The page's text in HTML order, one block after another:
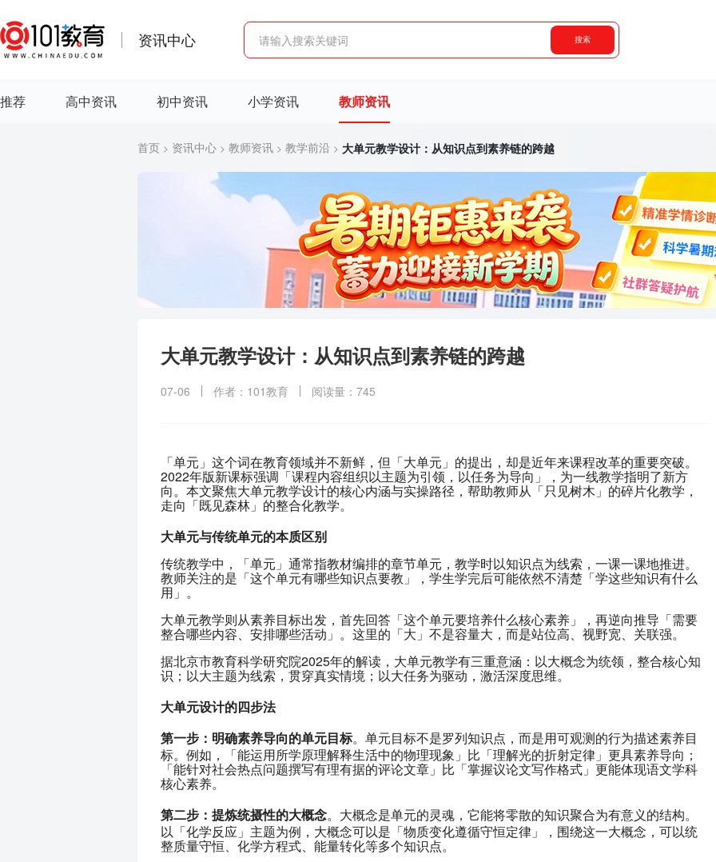
资讯中心 搜索
推荐 高中资讯 初中资讯 小学资讯 教师资讯
首页 > 资讯中心 > 教师资讯 > 教学前沿 > 大单元教学设计：从知识点到素养链的跨越
大单元教学设计：从知识点到素养链的跨越
07-06 作者：101教育 阅读量：745
「单元」这个词在教育领域并不新鲜，但「大单元」的提出，却是近年来课程改革的重要突破。
2022年版新课标强调「课程内容组织以主题为引领，以任务为导向」，为一线教学指明了新方
向。本文聚焦大单元教学设计的核心内涵与实操路径，帮助教师从「只见树木」的碎片化教学，
走向「既见森林」的整合化教学。
大单元与传统单元的本质区别
传统教学中，「单元」通常指教材编排的章节单元，教学时以知识点为线索，一课一课地推进。
教师关注的是「这个单元有哪些知识点要教」，学生学完后可能依然不清楚「学这些知识有什么
用」。
大单元教学则从素养目标出发，首先回答「这个单元要培养什么核心素养」，再逆向推导「需要
整合哪些内容、安排哪些活动」。这里的「大」不是容量大，而是站位高、视野宽、关联强。
据北京市教育科学研究院2025年的解读，大单元教学有三重意涵：以大概念为统领，整合核心知
识；以大主题为线索，贯穿真实情境；以大任务为驱动，激活深度思维。
大单元设计的四步法
第一步：明确素养导向的单元目标。单元目标不是罗列知识点，而是用可观测的行为描述素养目
标。例如，「能运用所学原理解释生活中的物理现象」比「理解光的折射定律」更具素养导向；
「能针对社会热点问题撰写有理有据的评论文章」比「掌握议论文写作格式」更能体现语文学科
核心素养。
第二步：提炼统摄性的大概念。大概念是单元的灵魂，它能将零散的知识聚合为有意义的结构。
以「化学反应」主题为例，大概念可以是「物质变化遵循守恒定律」，围绕这一大概念，可以统
整质量守恒、化学方程式、能量转化等多个知识点。